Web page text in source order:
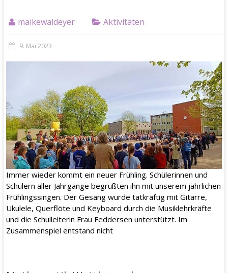
maikewaldeyer Aktivitäten
9. Mai 2023
Immer wieder kommt ein neuer Frühling. Schülerinnen und
Schülern aller Jahrgänge begrüßten ihn mit unserem jährlichen
Frühlingssingen. Der Gesang wurde tatkräftig mit Gitarre,
Ukulele, Querflöte und Keyboard durch die Musiklehrkräfte
und die Schulleiterin Frau Feddersen unterstützt. Im
Zusammenspiel entstand nicht